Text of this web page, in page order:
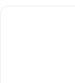
Chambre
Hotel Riu Madeira -